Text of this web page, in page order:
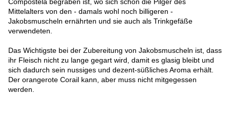
Compostela begraben ist, wo sich schon die Pilger des
Mittelalters von den - damals wohl noch billigeren -
Jakobsmuscheln ernährten und sie auch als Trinkgefäße
verwendeten.
Das Wichtigste bei der Zubereitung von Jakobsmuscheln ist, dass
ihr Fleisch nicht zu lange gegart wird, damit es glasig bleibt und
sich dadurch sein nussiges und dezent-süßliches Aroma erhält.
Der orangerote Corail kann, aber muss nicht mitgegessen
werden.